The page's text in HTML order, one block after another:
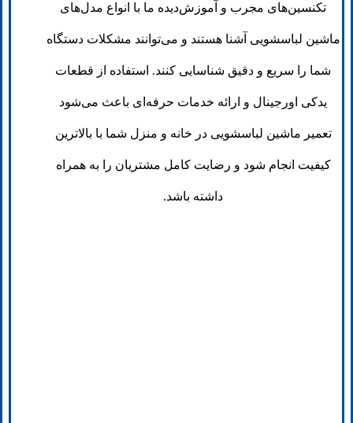
تکنسین‌های مجرب و آموزش‌دیده ما با انواع مدل‌های
ماشین لباسشویی آشنا هستند و می‌توانند مشکلات دستگاه
شما را سریع و دقیق شناسایی کنند. استفاده از قطعات
یدکی اورجینال و ارائه خدمات حرفه‌ای باعث می‌شود
تعمیر ماشین لباسشویی در خانه و منزل شما با بالاترین
کیفیت انجام شود و رضایت کامل مشتریان را به همراه
داشته باشد.